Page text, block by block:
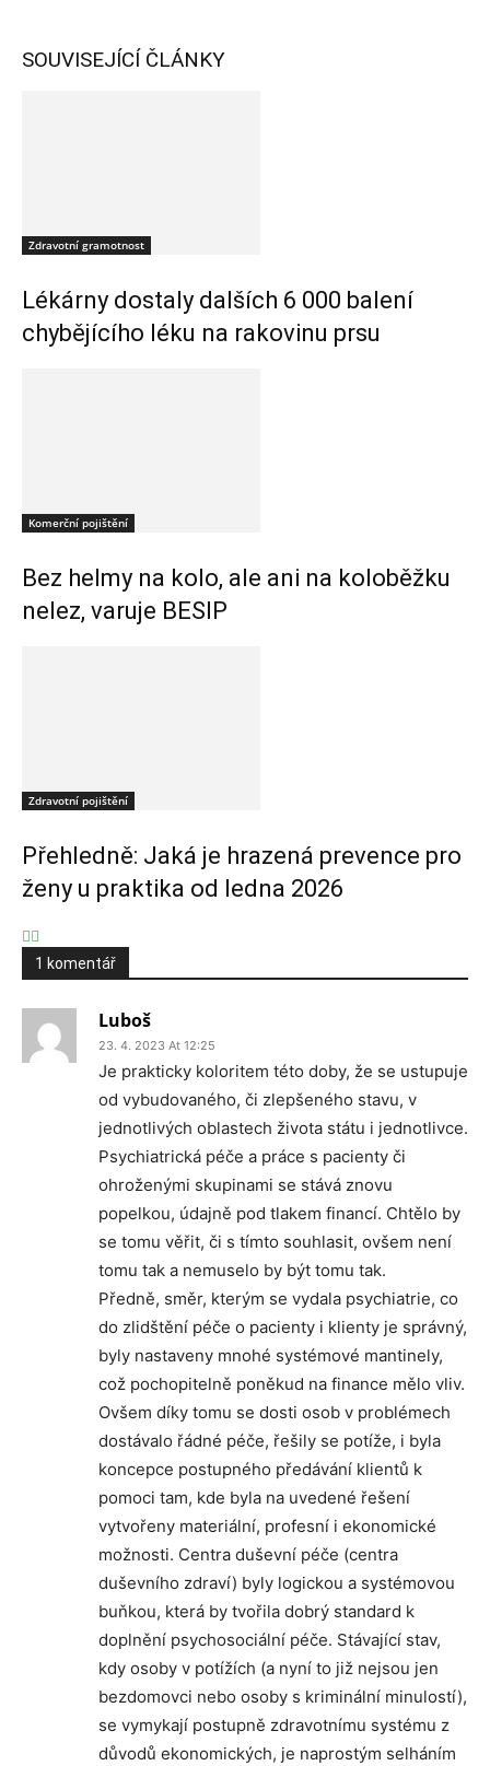
SOUVISEJÍCÍ ČLÁNKY
Zdravotní gramotnost
Lékárny dostaly dalších 6 000 balení
chybějícího léku na rakovinu prsu
Komerční pojištění
Bez helmy na kolo, ale ani na koloběžku
nelez, varuje BESIP
Zdravotní pojištění
Přehledně: Jaká je hrazená prevence pro
ženy u praktika od ledna 2026
1 komentář
Luboš
23. 4. 2023 At 12:25
Je prakticky koloritem této doby, že se ustupuje
od vybudovaného, či zlepšeného stavu, v
jednotlivých oblastech života státu i jednotlivce.
Psychiatrická péče a práce s pacienty či
ohroženými skupinami se stává znovu
popelkou, údajně pod tlakem financí. Chtělo by
se tomu věřit, či s tímto souhlasit, ovšem není
tomu tak a nemuselo by být tomu tak.
Předně, směr, kterým se vydala psychiatrie, co
do zlidštění péče o pacienty i klienty je správný,
byly nastaveny mnohé systémové mantinely,
což pochopitelně poněkud na finance mělo vliv.
Ovšem díky tomu se dosti osob v problémech
dostávalo řádné péče, řešily se potíže, i byla
koncepce postupného předávání klientů k
pomoci tam, kde byla na uvedené řešení
vytvořeny materiální, profesní i ekonomické
možnosti. Centra duševní péče (centra
duševního zdraví) byly logickou a systémovou
buňkou, která by tvořila dobrý standard k
doplnění psychosociální péče. Stávající stav,
kdy osoby v potížích (a nyní to již nejsou jen
bezdomovci nebo osoby s kriminální minulostí),
se vymykají postupně zdravotnímu systému z
důvodů ekonomických, je naprostým selháním